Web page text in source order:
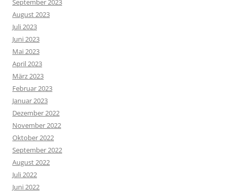
September 2023
August 2023
Juli 2023
Juni 2023
Mai 2023
April 2023
März 2023
Februar 2023
Januar 2023
Dezember 2022
November 2022
Oktober 2022
September 2022
August 2022
Juli 2022
Juni 2022